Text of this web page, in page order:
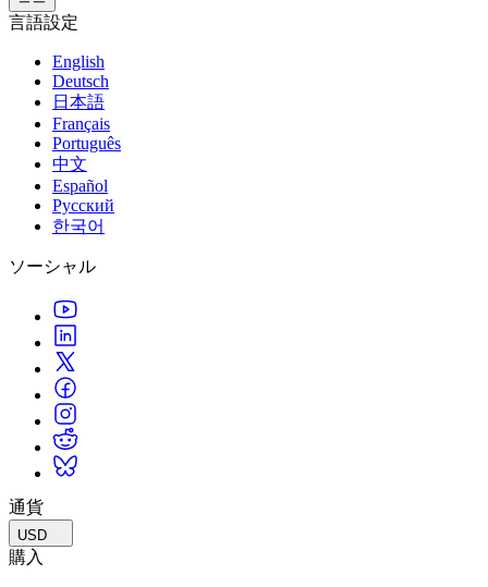
Unityエンジン
任意のプラットフォーム向けに2Dおよび3Dゲームを構築
共同作業
チームでの共同作業と迅速なイテレーション
Unity をダウンロード
プランと価格
デプロイ
Unity がサポートする 25 以上のプラットフォームを見る
LiveOps
ローンチ後のインサイトとライブゲームオペレーション
成長
詳しく見る
発見され、モバイルユーザーを獲得する
ストアとD2C全体でIAPを管理
収益化
3Dコラボレーション
リアルタイムで3Dプロジェクトを構築およびレビューする
没入型トレーニング
没入型環境でのトレーニング
顧客体験
インタラクティブな3D体験を作成する
業界
運用の卓越性を達成する
小売
店内体験をオンライン体験に変換する
自動車
イノベーションと車内体験を促進する
すべての業界を見る
ドキュメント
公式ユーザーマニュアルとAPIリファレンス
開発者ツール
リリースバージョンと問題追跡
ロードマップ
今後の機能をレビューする
技術用語のライブラリ
ケーススタディ
実際の成功事例
ベストプラクティスガイド
専門家のヒントとコツ
デモ
デモ、サンプル、ビルディングブロック
すべてのリソース
新機能
ディスカッション
議論、問題解決、つながる
イベント
グローバルおよびローカルイベント
コミュニティストーリー
Made with Unity
Unityクリエイターの紹介
ライブストリーム
Unity Awards
世界中のUnityクリエイターを祝う
Unity Learn
無料でUnityスキルをマスターする
プロフェッショナルトレーニング
Unityトレーナーでチームをレベルアップ
Unity初心者向け
スタートガイド
学習を開始しましょう
Unity は初めてですか？旅を始めましょう
ハウツーガイド
実用的なヒントとベストプラクティス
教育
学生向け
キャリアをスタートさせる
教育を大幅に強化
教育機関向けライセンス
ヘルプを得る
Unityで成功するためのサポート
Success Plan
専門的なサポートで目標を早く達成する
FAQ
よくある質問への回答
お問い合わせ
言語設定
English
Deutsch
日本語
Français
Português
中文
Español
Русский
한국어
ソーシャル
通貨
USD
購入